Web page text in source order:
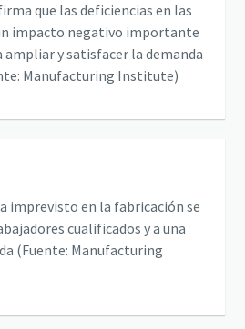
que las deficiencias en las
impacto negativo importante
ampliar y satisfacer la demanda
Manufacturing Institute)
imprevisto en la fabricación se
cualificados y a una
(Fuente: Manufacturing